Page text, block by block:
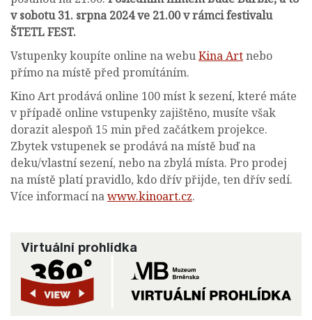
v sobotu 31. srpna 2024 ve 21.00 v rámci festivalu
ŠTETL FEST.
Vstupenky koupíte online na webuKina Artnebo
přímo na místě před promítáním.
Kino Art prodává online 100 míst k sezení, které máte
v případě online vstupenky zajištěno, musíte však
dorazit alespoň 15 min před začátkem projekce.
Zbytek vstupenek se prodává na místě buď na
deku/vlastní sezení, nebo na zbylá místa. Pro prodej
na místě platí pravidlo, kdo dřív přijde, ten dřív sedí.
Více informací nawww.kinoart.cz.
Virtuální prohlídka